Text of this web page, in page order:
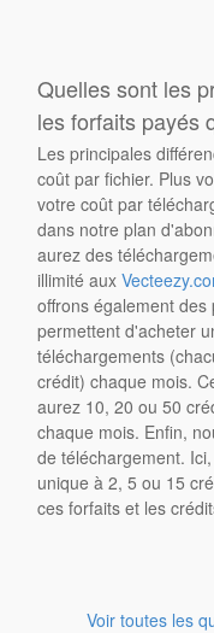
Quelles sont les
les forfaits payés
Les principales
coût par fichier. Plus
votre coût par
dans notre plan
aurez des
illimité aux
offrons également des
permettent d'acheter
téléchargements
crédit) chaque mois.
aurez 10, 20 ou 50
chaque mois. Enfin,
de téléchargement.
unique à 2, 5 ou 15
ces forfaits et les
Voir toutes les